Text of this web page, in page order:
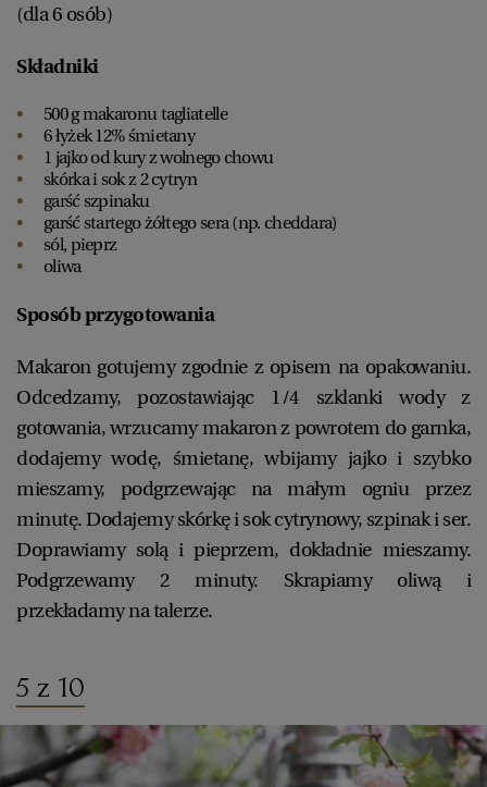
(dla 6 osób)
Składniki
500 g makaronu tagliatelle
6 łyżek 12% śmietany
1 jajkood kury z wolnego chowu
skórka i sok z 2 cytryn
garść szpinaku
garść startego żółtego sera (np. cheddara)
sól, pieprz
oliwa
Sposób przygotowania
Makaron gotujemy zgodnie z opisem na opakowaniu.
Odcedzamy, pozostawiając 1/4 szklanki wody z
gotowania, wrzucamy makaron z powrotem do garnka,
dodajemy wodę, śmietanę, wbijamy jajko i szybko
mieszamy, podgrzewając na małym ogniu przez
minutę. Dodajemy skórkę i sok cytrynowy, szpinak i ser.
Doprawiamy solą i pieprzem, dokładnie mieszamy.
Podgrzewamy 2 minuty. Skrapiamy oliwą i
przekładamy na talerze.
5 z 10